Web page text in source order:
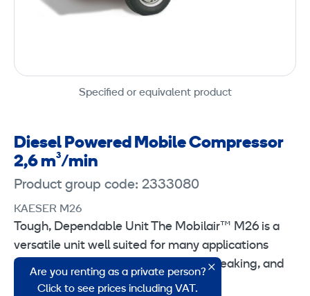
Specified or equivalent product
Diesel Powered Mobile Compressor
2,6 m³/min
Product group code: 2333080
KAESER M26
Tough, Dependable Unit The Mobilair™ M26 is a
versatile unit well suited for many applications
including sand-blasting, pavement breaking, and
general air tool use.
Are you renting as a private person?
Click to see prices including VAT.